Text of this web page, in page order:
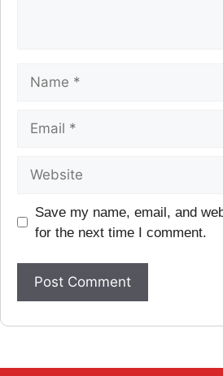
Save my name, email, and
for the next time I comment.